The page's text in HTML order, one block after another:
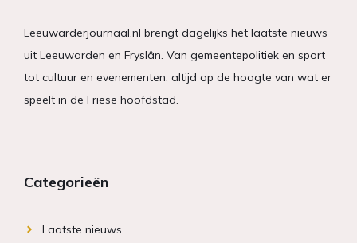
Leeuwarderjournaal.nl brengt dagelijks het laatste nieuws
uit Leeuwarden en Fryslân. Van gemeentepolitiek en sport
tot cultuur en evenementen: altijd op de hoogte van wat er
speelt in de Friese hoofdstad.
Categorieën
Laatste nieuws